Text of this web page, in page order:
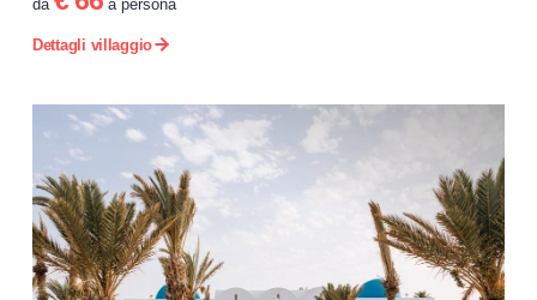
da a persona
Dettagli villaggio